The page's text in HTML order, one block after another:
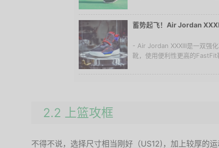
蓄势起飞！Air Jordan
- Air Jordan XXXIII是一双强
靴，使用便利性更高的
2.2 上篮攻框
不得不说，选择尺寸相当刚好（US12)，加上较厚的